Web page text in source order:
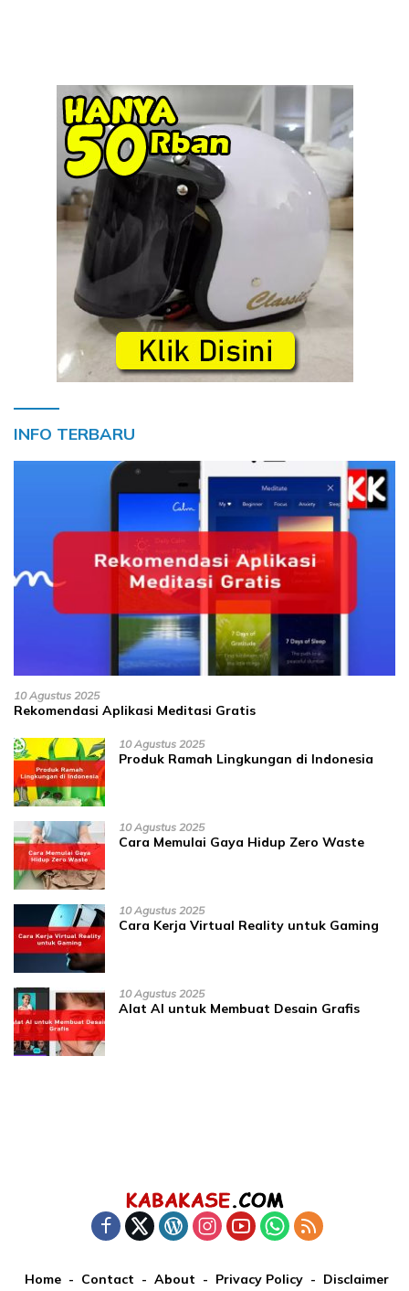
INFO TERBARU
10 Agustus 2025
Rekomendasi Aplikasi Meditasi Gratis
10 Agustus 2025
Produk Ramah Lingkungan di Indonesia
10 Agustus 2025
Cara Memulai Gaya Hidup Zero Waste
10 Agustus 2025
Cara Kerja Virtual Reality untuk Gaming
10 Agustus 2025
Alat AI untuk Membuat Desain Grafis
Home Contact About Privacy Policy Disclaimer